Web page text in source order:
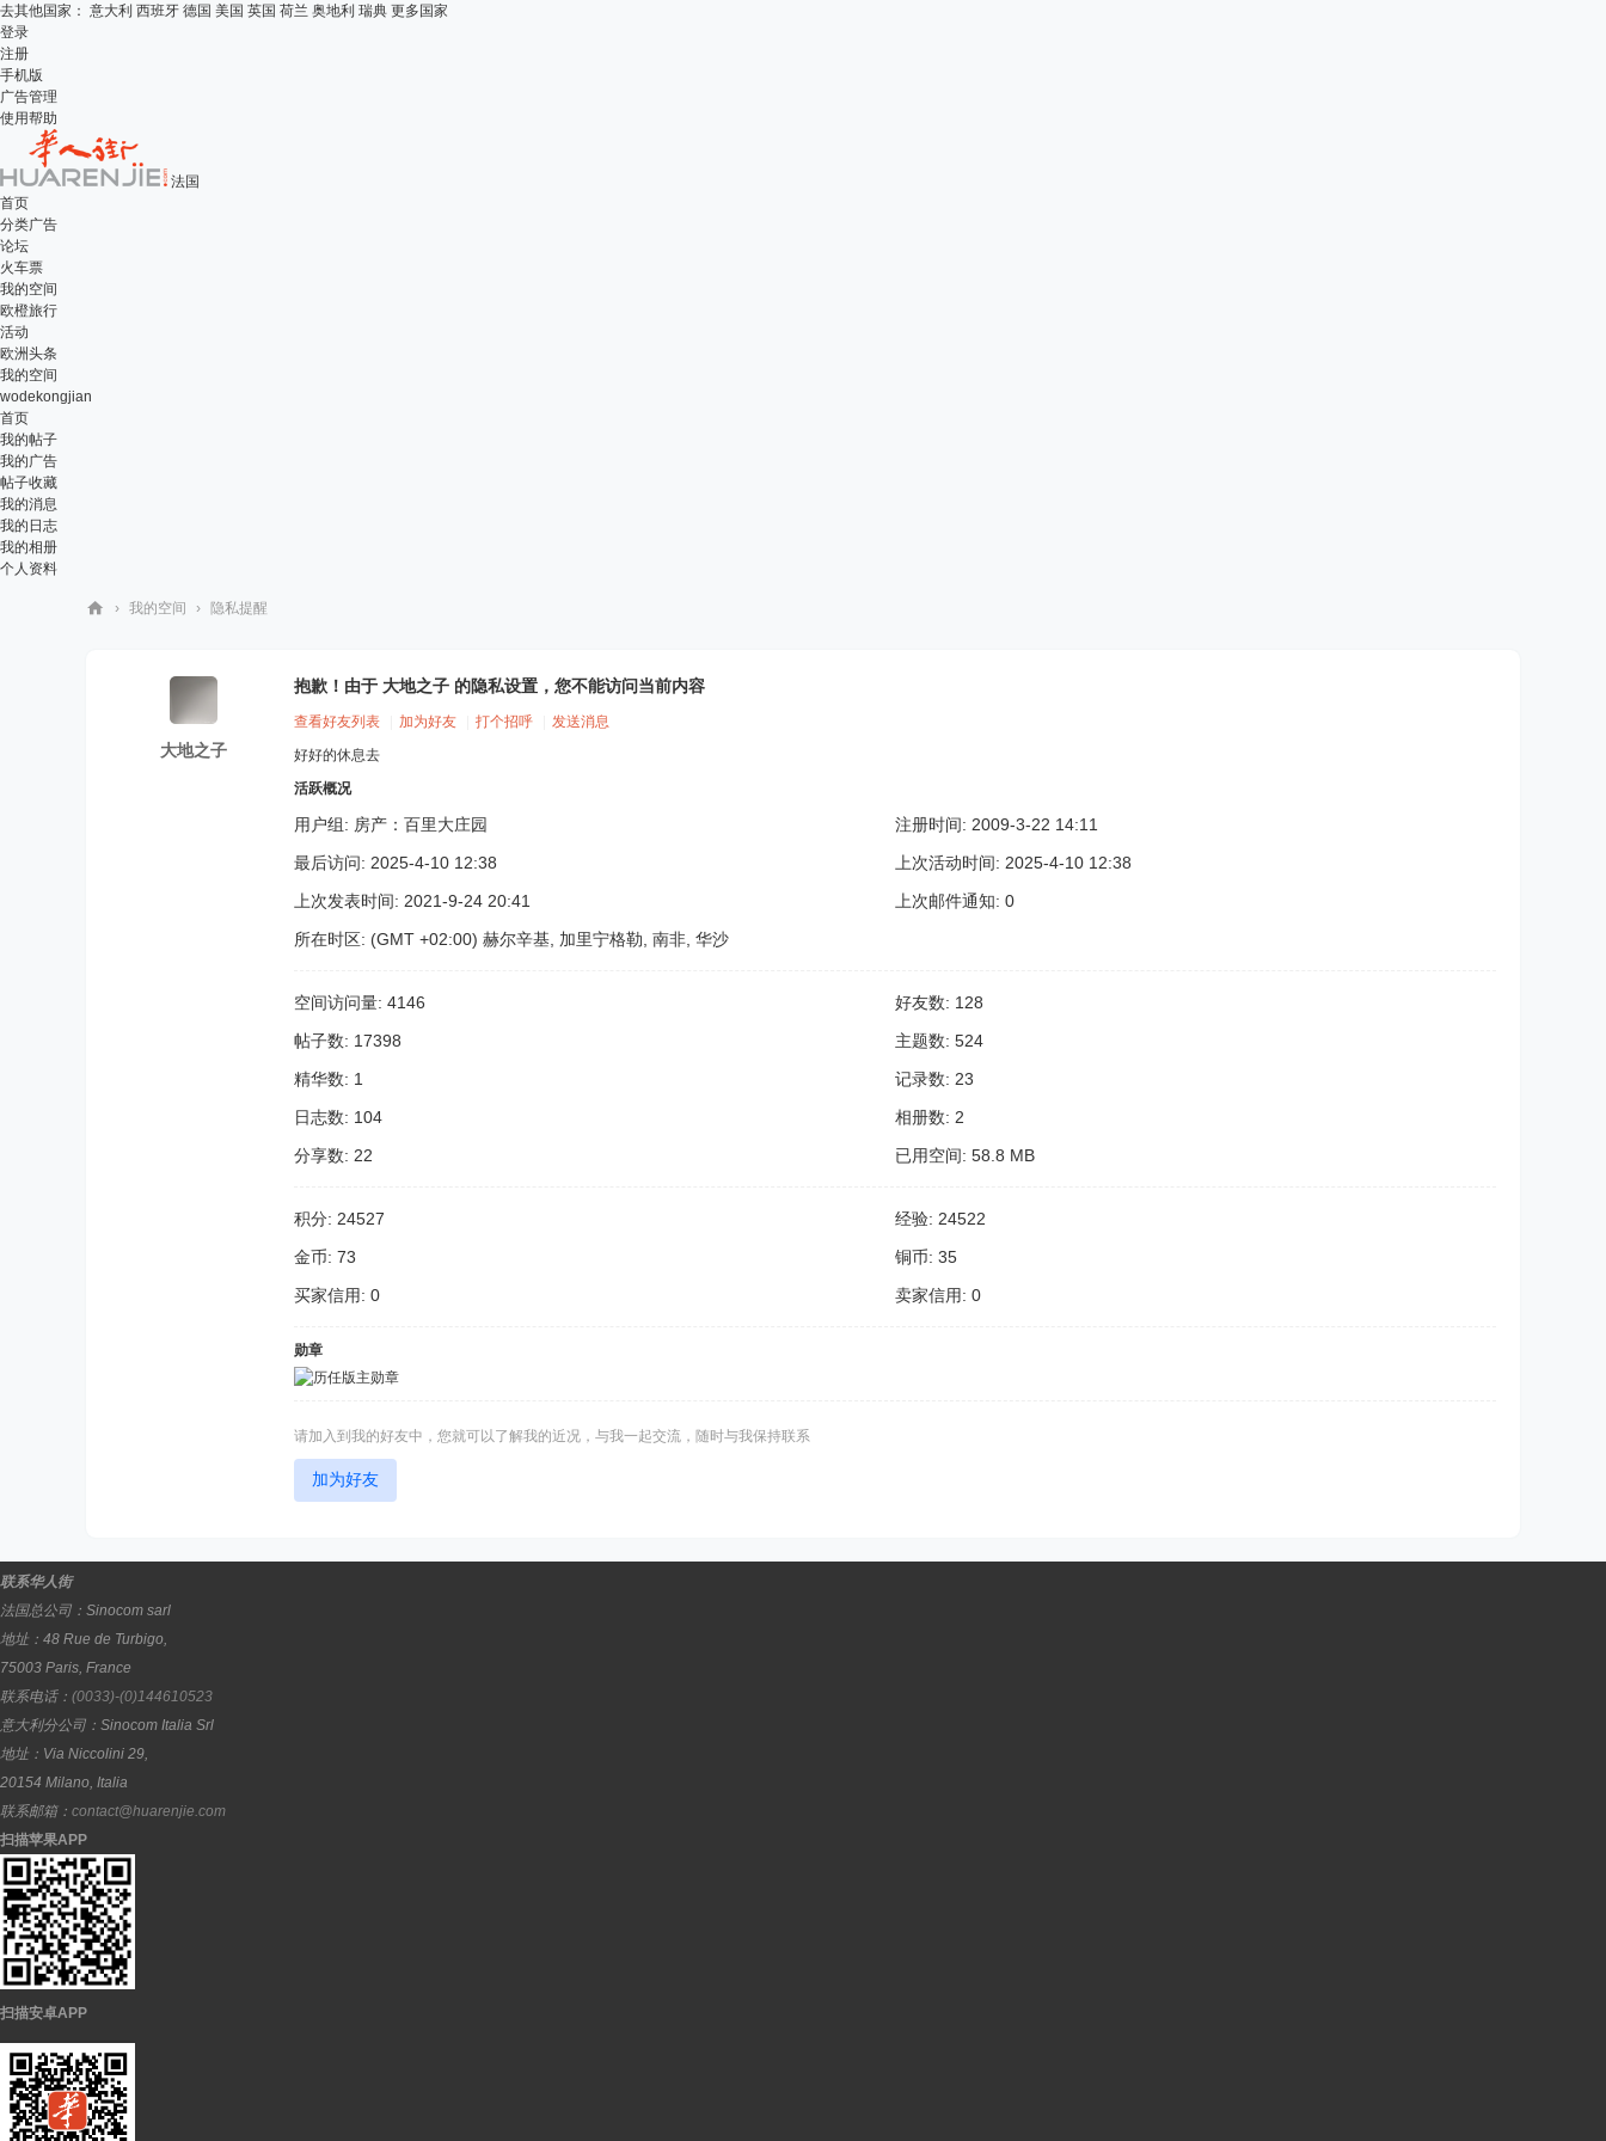
去其他国家： 意大利 西班牙 德国 美国 英国 荷兰 奥地利 瑞典 更多国家
登录
注册
手机版
广告管理
使用帮助
法国
首页
分类广告
论坛
火车票
我的空间
欧橙旅行
活动
欧洲头条
我的空间
wodekongjian
首页
我的帖子
我的广告
帖子收藏
我的消息
我的日志
我的相册
个人资料
› 我的空间 › 隐私提醒
大地之子
抱歉！由于 大地之子 的隐私设置，您不能访问当前内容
查看好友列表 加为好友 打个招呼
发送消息
好好的休息去
活跃概况
用户组: 房产：百里大庄园
注册时间: 2009-3-22 14:11
最后访问: 2025-4-10 12:38
上次活动时间: 2025-4-10 12:38
上次发表时间: 2021-9-24 20:41
上次邮件通知: 0
所在时区: (GMT +02:00) 赫尔辛基, 加里宁格勒, 南非, 华沙
空间访问量: 4146
好友数: 128
帖子数: 17398
主题数: 524
精华数: 1
记录数: 23
日志数: 104
相册数: 2
分享数: 22
已用空间: 58.8 MB
积分: 24527
经验: 24522
金币: 73
铜币: 35
买家信用: 0
卖家信用: 0
勋章
请加入到我的好友中，您就可以了解我的近况，与我一起交流，随时与我保持联系
加为好友
联系华人街
法国总公司： Sinocom sarl
地址： 48 Rue de Turbigo,
75003 Paris, France
联系电话： (0033)-(0)144610523
意大利分公司： Sinocom Italia Srl
地址： Via Niccolini 29,
20154 Milano, Italia
联系邮箱： contact@huarenjie.com
扫描苹果APP
扫描安卓APP